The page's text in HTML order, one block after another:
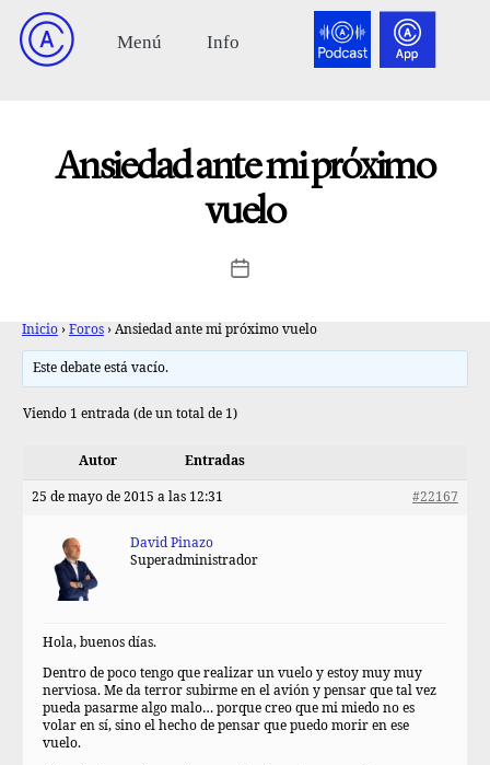
Ansiedad ante mi próximo
vuelo
Inicio › Foros › Ansiedad ante mi próximo vuelo
Este debate está vacío.
Viendo 1 entrada (de un total de 1)
Autor Entradas
25 de mayo de 2015 a las 12:31 #22167
David Pinazo
Superadministrador
Hola, buenos días.
Dentro de poco tengo que realizar un vuelo y estoy muy muy
nerviosa. Me da terror subirme en el avión y pensar que tal vez
pueda pasarme algo malo… porque creo que mi miedo no es
volar en sí, sino el hecho de pensar que puedo morir en ese
vuelo.